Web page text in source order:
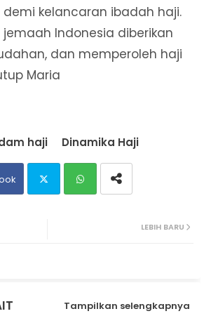
kelancaran ibadah haji.
Indonesia diberikan
dan memperoleh haji
Maria
haji Dinamika Haji
p
LEBIH BARU
Tampilkan selengkapnya